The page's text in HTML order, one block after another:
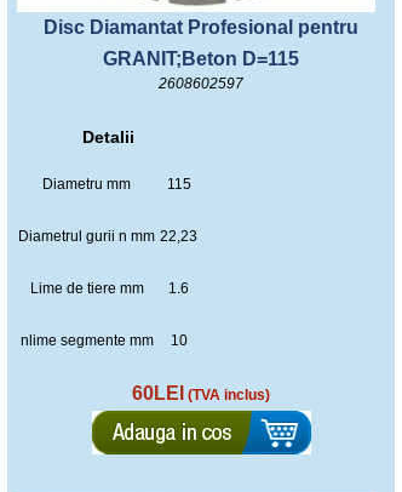
Disc Diamantat Profesional pentru
GRANIT;Beton D=115
2608602597
Detalii
Diametru mm 115
Diametrul gurii n mm 22,23
Lime de tiere mm 1.6
nlime segmente mm 10
60LEI (TVA inclus)